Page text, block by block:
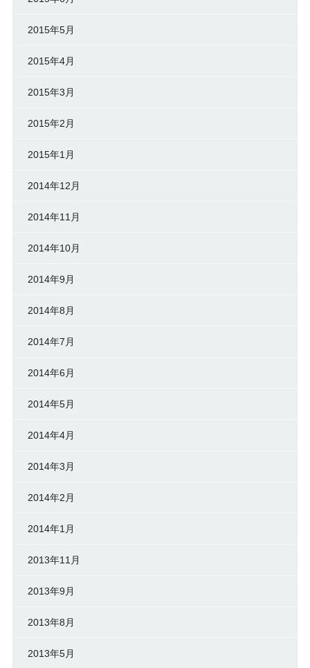
2015年5月
2015年4月
2015年3月
2015年2月
2015年1月
2014年12月
2014年11月
2014年10月
2014年9月
2014年8月
2014年7月
2014年6月
2014年5月
2014年4月
2014年3月
2014年2月
2014年1月
2013年11月
2013年9月
2013年8月
2013年5月